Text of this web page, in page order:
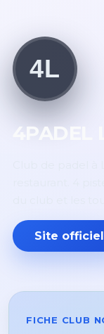
4L
4PADEL
Site officiel
FICHE CLUB